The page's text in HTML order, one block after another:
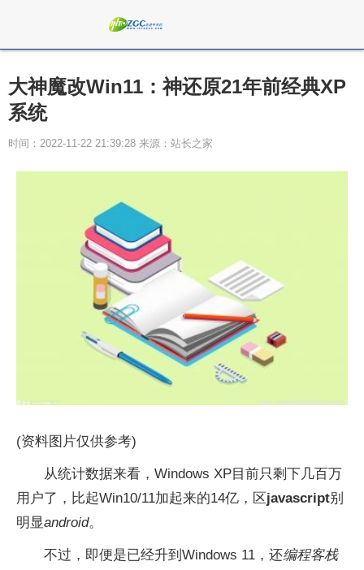
大神魔改Win11：神还原21年前经典XP
系统
时间：2022-11-22 21:39:28 来源：站长之家
(资料图片仅供参考)
从统计数据来看，Windows XP目前只剩下几百万
用户了，比起Win10/11加起来的14亿，区javascript别
明显android。
不过，即便是已经升到Windows 11，还编程客栈